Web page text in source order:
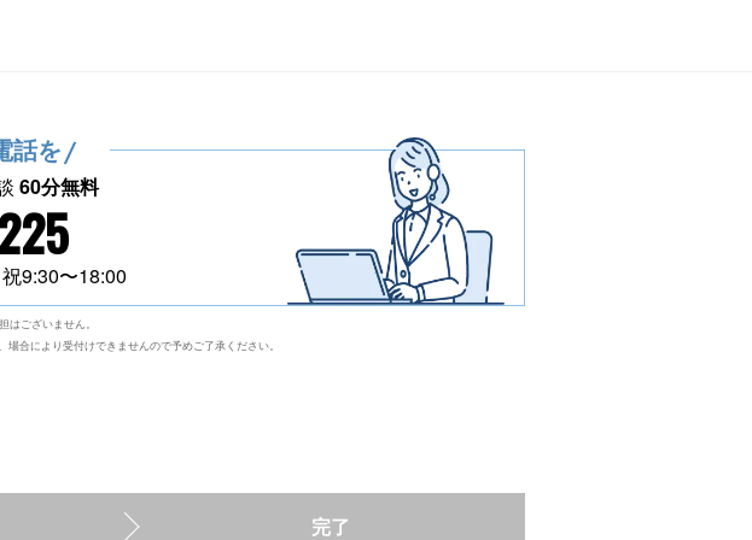
話を
60分無料
9:30〜18:00
ございません。
合により受付けできませんので予めご了承ください。
完了